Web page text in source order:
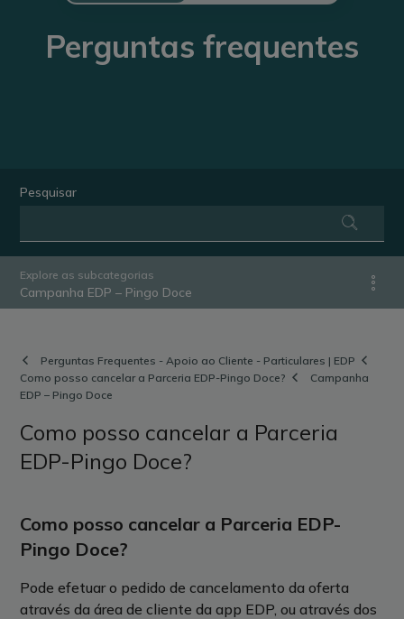
Perguntas frequentes
Pesquisar
Explore as subcategorias
Campanha EDP – Pingo Doce
Perguntas Frequentes - Apoio ao Cliente - Particulares | EDP
Como posso cancelar a Parceria EDP-Pingo Doce?
Campanha
EDP – Pingo Doce
Como posso cancelar a Parceria
EDP-Pingo Doce?
Como posso cancelar a Parceria EDP-
Pingo Doce?
Pode efetuar o pedido de cancelamento da oferta
através da área de cliente da app EDP, ou através dos